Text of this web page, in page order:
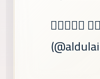
— 𝓪𝓫𝓫𝓪𝓼